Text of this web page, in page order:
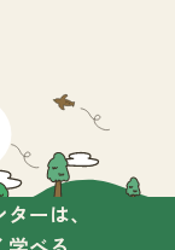
ーは、